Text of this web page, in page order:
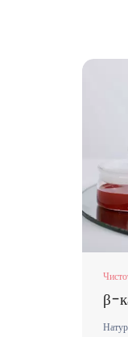
β-